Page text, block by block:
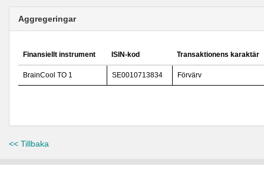
Aggregeringar
Finansiellt instrument ISIN-kod Transaktionens karaktär
BrainCool TO 1 SE0010713834 Förvärv
<< Tillbaka